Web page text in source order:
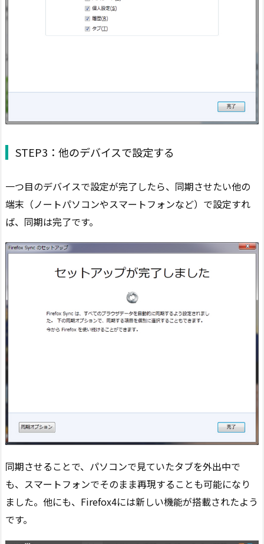
STEP3：他のデバイスで設定する
一つ目のデバイスで設定が完了したら、同期させたい他の
端末（ノートパソコンやスマートフォンなど）で設定すれ
ば、同期は完了です。
同期させることで、パソコンで見ていたタブを外出中で
も、スマートフォンでそのまま再現することも可能になり
ました。他にも、Firefox4には新しい機能が搭載されたよう
です。